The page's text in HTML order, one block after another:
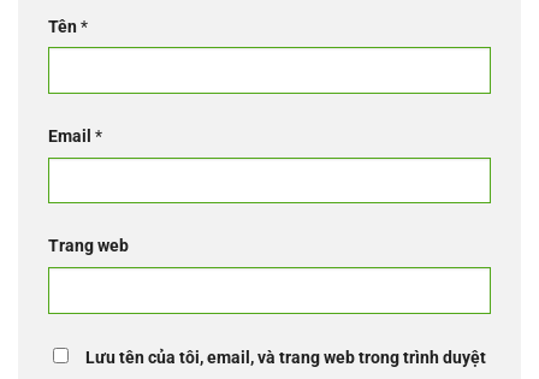
Tên*
Email *
Trang web
Lưu tên của tôi, email, và trang web trong trình duyệt